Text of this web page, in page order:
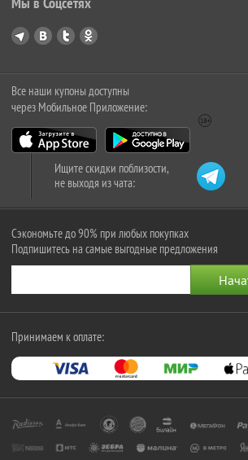
Все наши купоны доступны
через Мобильное Приложение:
Ищите скидки поблизости,
не выходя из чата:
Сэкономьте до 90% при любых покупках
Подпишитесь на самые выгодные предложения
Принимаем к оплате: